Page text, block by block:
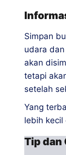
Simpan
udara
akan
tetapi
setelah
Yang
lebih
Tip dan